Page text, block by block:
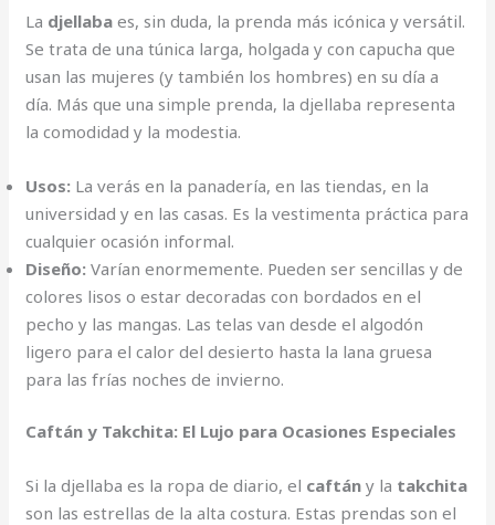
La djellaba es, sin duda, la prenda más icónica y versátil.
Se trata de una túnica larga, holgada y con capucha que
usan las mujeres (y también los hombres) en su día a
día. Más que una simple prenda, la djellaba representa
la comodidad y la modestia.
Usos: La verás en la panadería, en las tiendas, en la
universidad y en las casas. Es la vestimenta práctica para
cualquier ocasión informal.
Diseño: Varían enormemente. Pueden ser sencillas y de
colores lisos o estar decoradas con bordados en el
pecho y las mangas. Las telas van desde el algodón
ligero para el calor del desierto hasta la lana gruesa
para las frías noches de invierno.
Caftán y Takchita: El Lujo para Ocasiones Especiales
Si la djellaba es la ropa de diario, el caftán y la takchita
son las estrellas de la alta costura. Estas prendas son el